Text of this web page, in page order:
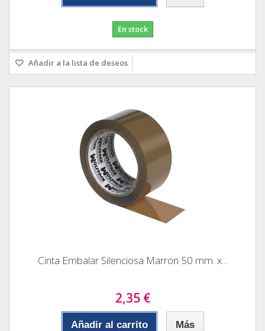
En stock
Añadir a la lista de deseos
Cinta Embalar Silenciosa Marron 50 mm. x...
2,35 €
Añadir al carrito Más